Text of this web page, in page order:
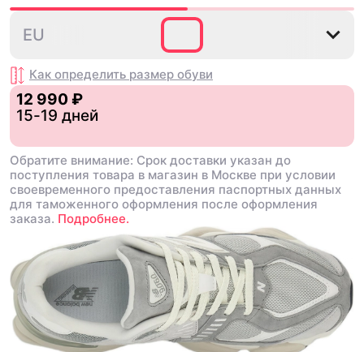
38.5
EU
Как определить размер обуви
12 990 ₽
15-19 дней
Обратите внимание: Срок доставки указан до
поступления товара в магазин в Москве при условии
своевременного предоставления паспортных данных
для таможенного оформления после оформления
заказа. Подробнее.